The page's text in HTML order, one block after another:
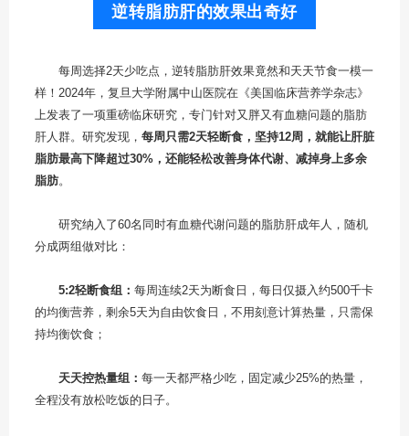
逆转脂肪肝的效果出奇好
每周选择2天少吃点，逆转脂肪肝效果竟然和天天节食一模一
样！2024年，复旦大学附属中山医院在《美国临床营养学杂志》
上发表了一项重磅临床研究，专门针对又胖又有血糖问题的脂肪
肝人群。研究发现， 每周只需2天轻断食，坚持12周，就能让肝脏
脂肪最高下降超过30%，还能轻松改善身体代谢、减掉身上多余
脂肪。
研究纳入了60名同时有血糖代谢问题的脂肪肝成年人，随机
分成两组做对比：
5:2轻断食组： 每周连续2天为断食日，每日仅摄入约500千卡
的均衡营养，剩余5天为自由饮食日，不用刻意计算热量，只需保
持均衡饮食；
天天控热量组： 每一天都严格少吃，固定减少25%的热量，
全程没有放松吃饭的日子。